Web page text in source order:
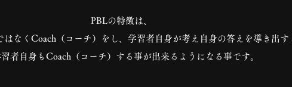
PBLの特徴は、
はなくCoach（コーチ）をし、学習者自身が考え自身の答えを導き出
習者自身もCoach（コーチ）する事が出来るようになる事です。